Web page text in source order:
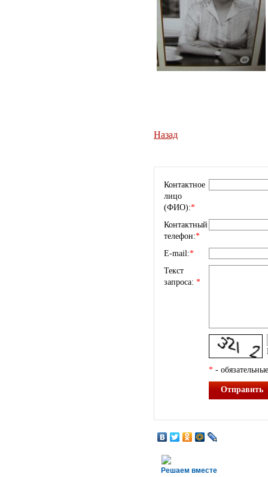
Назад
Контактное
лицо
(ФИО):*
Контактный
телефон:*
E-mail:*
Текст
запроса: *
* -
Отправить
Решаем вместе